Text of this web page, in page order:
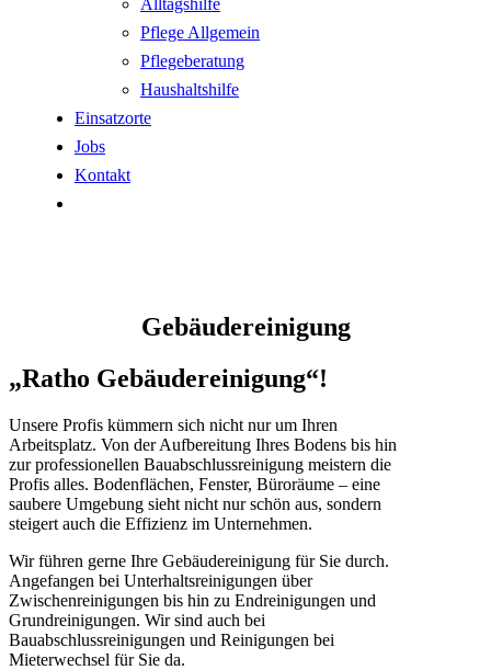
Alltagshilfe
Pflege Allgemein
Pflegeberatung
Haushaltshilfe
Einsatzorte
Jobs
Kontakt
Gebäudereinigung
„Ratho Gebäudereinigung“!
Unsere Profis kümmern sich nicht nur um Ihren
Arbeitsplatz. Von der Aufbereitung Ihres Bodens bis hin
zur professionellen Bauabschlussreinigung meistern die
Profis alles. Bodenflächen, Fenster, Büroräume – eine
saubere Umgebung sieht nicht nur schön aus, sondern
steigert auch die Effizienz im Unternehmen.
Wir führen gerne Ihre Gebäudereinigung für Sie durch.
Angefangen bei Unterhaltsreinigungen über
Zwischenreinigungen bis hin zu Endreinigungen und
Grundreinigungen. Wir sind auch bei
Bauabschlussreinigungen und Reinigungen bei
Mieterwechsel für Sie da.